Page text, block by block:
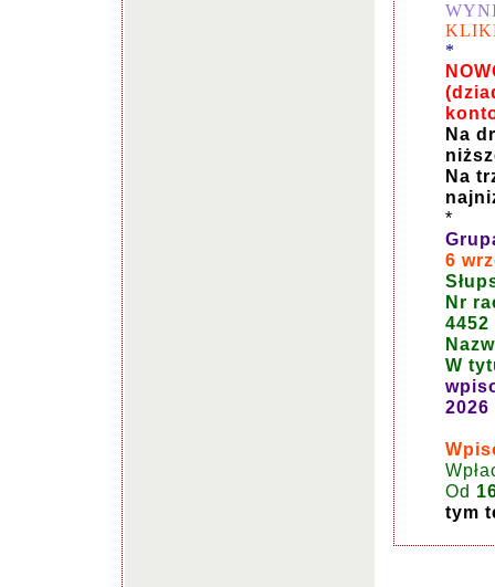
*
Na
Na
*
6
Nr
4452
W
Od
tym